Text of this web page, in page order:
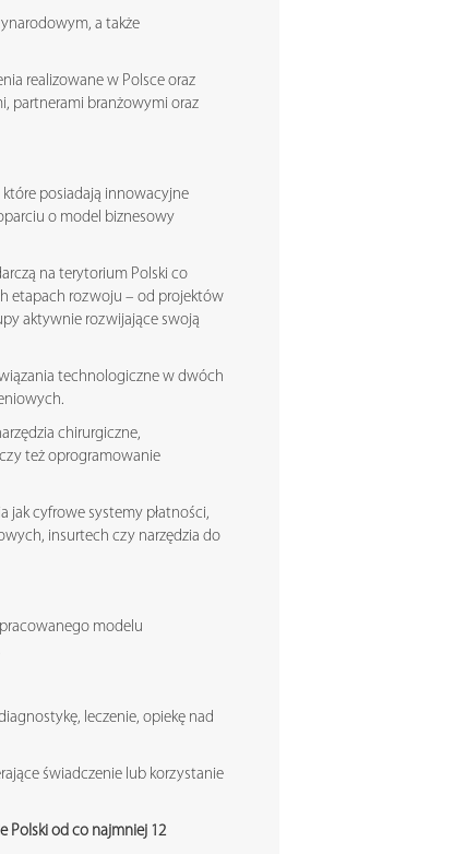
a także
realizowane w Polsce oraz
partnerami branżowymi oraz
posiadają innowacyjne
o model biznesowy
na terytorium Polski co
etapach rozwoju – od projektów
aktywnie rozwijające swoją
technologiczne w dwóch
chirurgiczne,
też oprogramowanie
jak cyfrowe systemy płatności,
insurtech czy narzędzia do
modelu
leczenie, opiekę nad
świadczenie lub korzystanie
Polski od co najmniej 12